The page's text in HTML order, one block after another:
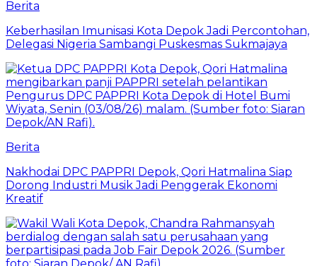
Berita
Keberhasilan Imunisasi Kota Depok Jadi Percontohan,
Delegasi Nigeria Sambangi Puskesmas Sukmajaya
Berita
Nakhodai DPC PAPPRI Depok, Qori Hatmalina Siap
Dorong Industri Musik Jadi Penggerak Ekonomi
Kreatif